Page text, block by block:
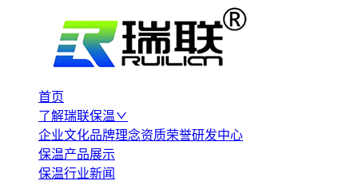
首页
了解瑞联保温
企业文化品牌理念资质荣誉研发中心
保温产品展示
保温行业新闻